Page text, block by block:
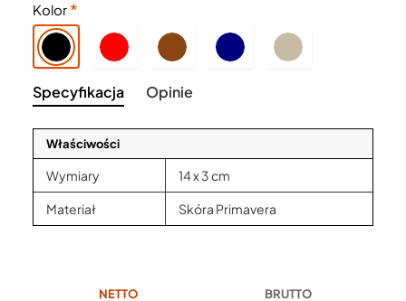
Kolor
Specyfikacja Opinie
Właściwości
Wymiary 14 x 3 cm
Materiał Skóra Primavera
NETTO BRUTTO